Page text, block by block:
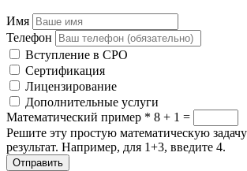
Имя
Телефон
Вступление в СРО
Сертификация
Лицензирование
Дополнительные услуги
Математический пример * 8 + 1 =
Решите эту простую математическую
результат. Например, для 1+3, введите 4.
Отправить